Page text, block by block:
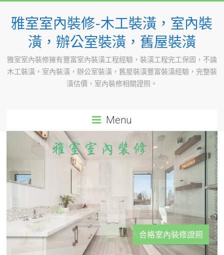
content
雅室室內裝修-木工裝潢，室內裝
潢，辦公室裝潢，舊屋裝潢
雅室室內裝修擁有豐富室內裝潢工程經驗，裝潢工程完工保固，不論
木工裝潢，室內裝潢，辦公室裝潢，舊屋裝潢豐富裝潢經驗，完整裝
潢估價，室內裝修相關證照。
Menu
合格室內裝修證照